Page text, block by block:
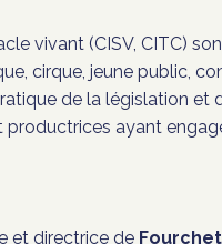
vivant (CISV, CITC)
cirque, jeune public,
de la législation et
ayant
et directrice de